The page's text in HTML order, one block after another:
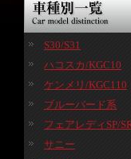
S30/S31
ハコスカ/KGC10
ケンメリ/KGC110
ブルーバード系
フェアレディSP/
サニー